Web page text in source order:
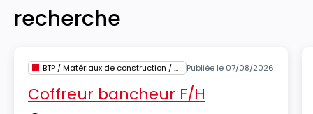
recherche
BTP / Matériaux de construction / Architecture Publiée le 07/08/2026
Coffreur bancheur F/H